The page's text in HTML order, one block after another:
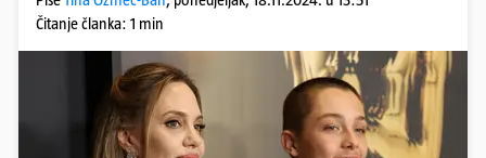
Čitanje članka: 1 min